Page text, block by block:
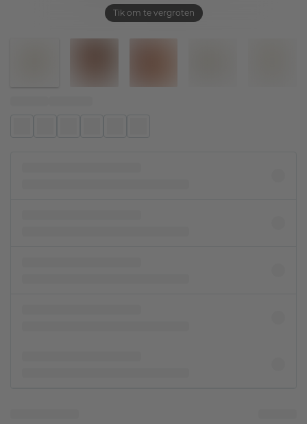
Tik om te vergroten